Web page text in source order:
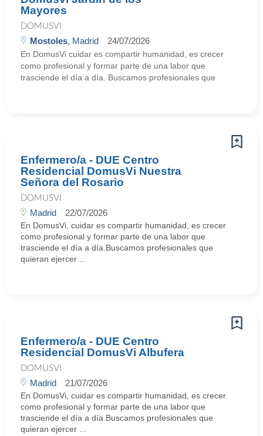
Mayores
DOMUSVI
Mostoles, Madrid 24/07/2026
En DomusVi cuidar es compartir humanidad, es crecer
como profesional y formar parte de una labor que
trasciende el día a día. Buscamos profesionales que
Enfermero/a - DUE Centro
Residencial DomusVi Nuestra
Señora del Rosario
DOMUSVI
Madrid 22/07/2026
En DomusVi, cuidar es compartir humanidad, es crecer
como profesional y formar parte de una labor que
trasciende el día a día.Buscamos profesionales que
quieran ejercer ...
Enfermero/a - DUE Centro
Residencial DomusVi Albufera
DOMUSVI
Madrid 21/07/2026
En DomusVi, cuidar es compartir humanidad, es crecer
como profesional y formar parte de una labor que
trasciende el día a día.Buscamos profesionales que
quieran ejercer ...